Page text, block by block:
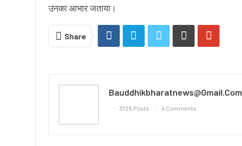
उनका आभार जताया।
Share
Bauddhikbharatnews@gmail.com
3725 Posts 4 Comments